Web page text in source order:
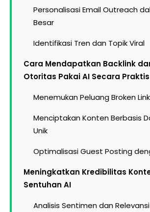
Personalisasi Email Outreach
Besar
Identifikasi Tren dan Topik Viral
Cara Mendapatkan Backlink
Otoritas Pakai AI Secara Praktis
Menemukan Peluang Broken
Menciptakan Konten Berbasis
Unik
Optimalisasi Guest Posting
Meningkatkan Kredibilitas
Sentuhan AI
Analisis Sentimen dan Relevansi